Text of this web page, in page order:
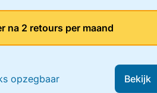
na 2 retours per maand
opzegbaar Bekijk